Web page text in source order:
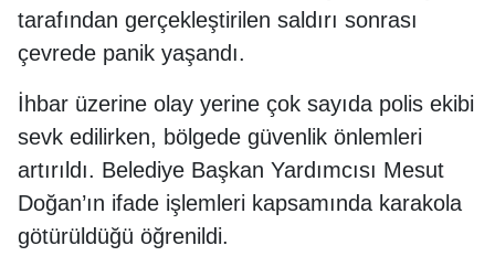
tarafından gerçekleştirilen saldırı sonrası
çevrede panik yaşandı.
İhbar üzerine olay yerine çok sayıda polis ekibi
sevk edilirken, bölgede güvenlik önlemleri
artırıldı. Belediye Başkan Yardımcısı Mesut
Doğan’ın ifade işlemleri kapsamında karakola
götürüldüğü öğrenildi.